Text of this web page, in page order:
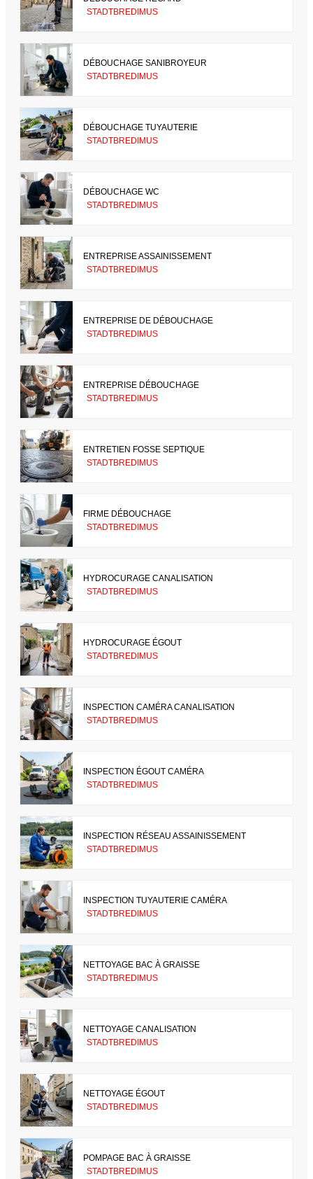
STADTBREDIMUS
DÉBOUCHAGE SANIBROYEUR
STADTBREDIMUS
DÉBOUCHAGE TUYAUTERIE
STADTBREDIMUS
DÉBOUCHAGE WC
STADTBREDIMUS
ENTREPRISE ASSAINISSEMENT
STADTBREDIMUS
ENTREPRISE DE DÉBOUCHAGE
STADTBREDIMUS
ENTREPRISE DÉBOUCHAGE
STADTBREDIMUS
ENTRETIEN FOSSE SEPTIQUE
STADTBREDIMUS
FIRME DÉBOUCHAGE
STADTBREDIMUS
HYDROCURAGE CANALISATION
STADTBREDIMUS
HYDROCURAGE ÉGOUT
STADTBREDIMUS
INSPECTION CAMÉRA CANALISATION
STADTBREDIMUS
INSPECTION ÉGOUT CAMÉRA
STADTBREDIMUS
INSPECTION RÉSEAU ASSAINISSEMENT
STADTBREDIMUS
INSPECTION TUYAUTERIE CAMÉRA
STADTBREDIMUS
NETTOYAGE BAC À GRAISSE
STADTBREDIMUS
NETTOYAGE CANALISATION
STADTBREDIMUS
NETTOYAGE ÉGOUT
STADTBREDIMUS
POMPAGE BAC À GRAISSE
STADTBREDIMUS